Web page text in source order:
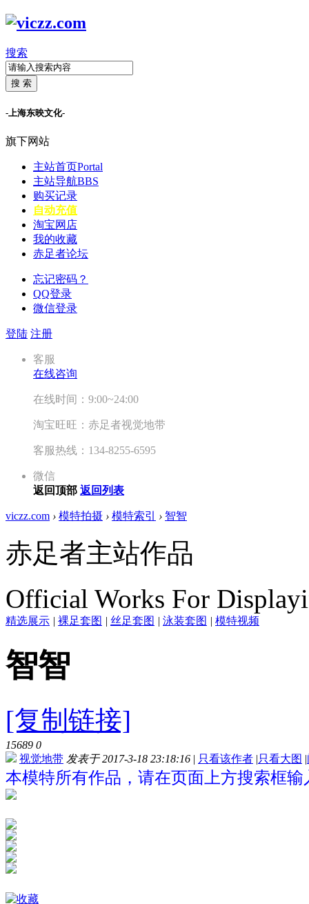
搜索
搜 索
-上海东映文化-
旗下网站
主站首页Portal
主站导航BBS
购买记录
自动充值
淘宝网店
我的收藏
赤足者论坛
忘记密码？
QQ登录
微信登录
登陆 注册
客服
在线咨询
在线时间：9:00~24:00
淘宝旺旺：赤足者视觉地带
客服热线：134-8255-6595
微信
返回顶部 返回列表
viczz.com › 模特拍摄 › 模特索引 › 智智
赤足者主站作品
Official Works For
精选展示 | 裸足套图 | 丝足套图 | 泳装套图 | 模特视频
智智
[复制链接]
15689 0
视觉地带 发表于 2017-3-18 23:18:16 | 只看该作者 |只看大图 |
本模特所有作品，请在页面上方搜索框输